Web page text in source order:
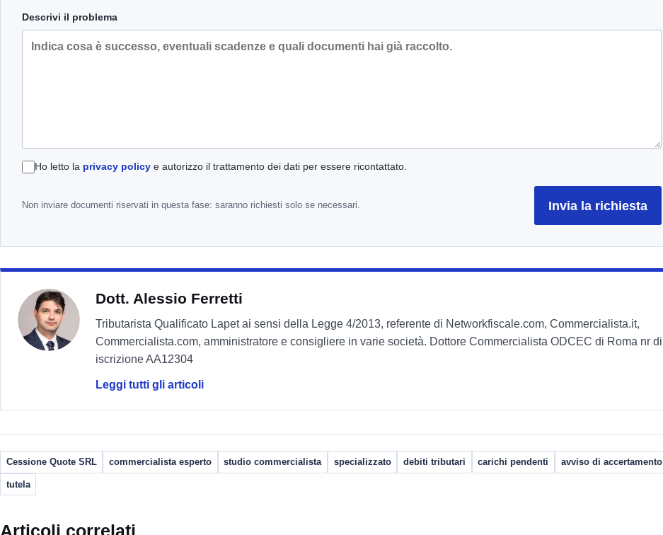
Descrivi il problema
Ho letto la privacy policy e autorizzo il trattamento dei dati per essere ricontattato.
Non inviare documenti riservati in questa fase: saranno richiesti solo se necessari. Invia la richiesta
Dott. Alessio Ferretti
Tributarista Qualificato Lapet ai sensi della Legge 4/2013, referente di Networkfiscale.com, Commercialista.it,
Commercialista.com, amministratore e consigliere in varie società. Dottore Commercialista ODCEC di Roma nr di
iscrizione AA12304
Leggi tutti gli articoli
Cessione Quote SRL commercialista esperto studio commercialista specializzato debiti tributari carichi pendenti avviso di accertamento
tutela